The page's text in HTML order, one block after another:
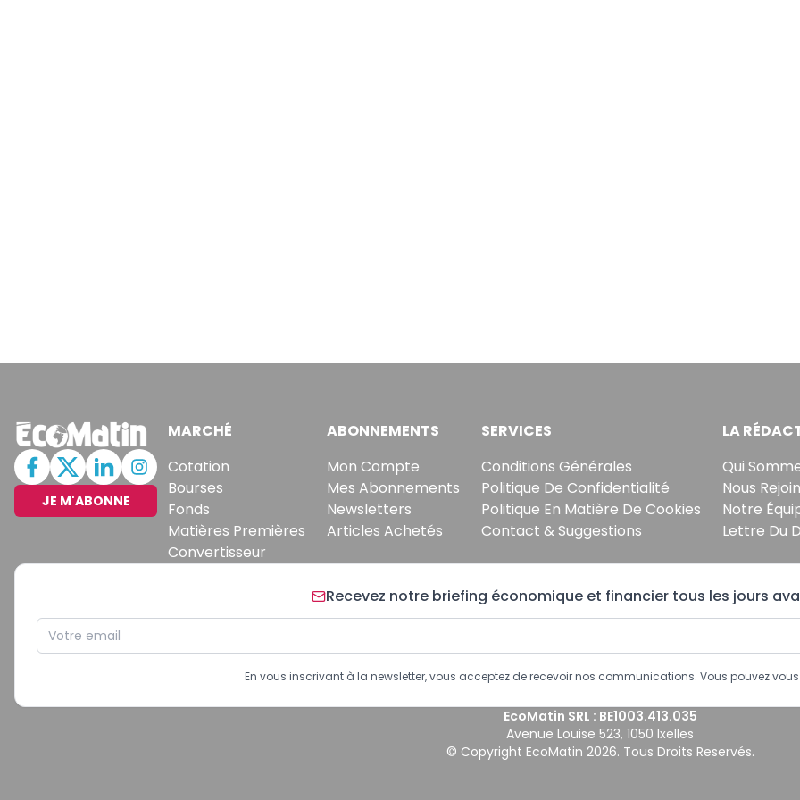
JE M'ABONNE
MARCHÉ
Cotation
Bourses
Fonds
Matières Premières
Convertisseur
ABONNEMENTS
Mon Compte
Mes Abonnements
Newsletters
Articles Achetés
SERVICES
Conditions Générales
Politique De Confidentialité
Politique En Matière De Cookies
Contact & Suggestions
LA
Qui
Nous
Notre
Lettre Du
Recevez notre briefing économique et financier tous les jours
En vous inscrivant à la newsletter, vous acceptez de recevoir nos communications. Vous pouvez
EcoMatin SRL : BE1003.413.035
Avenue Louise 523, 1050 Ixelles
© Copyright EcoMatin 2026. Tous Droits Reservés.